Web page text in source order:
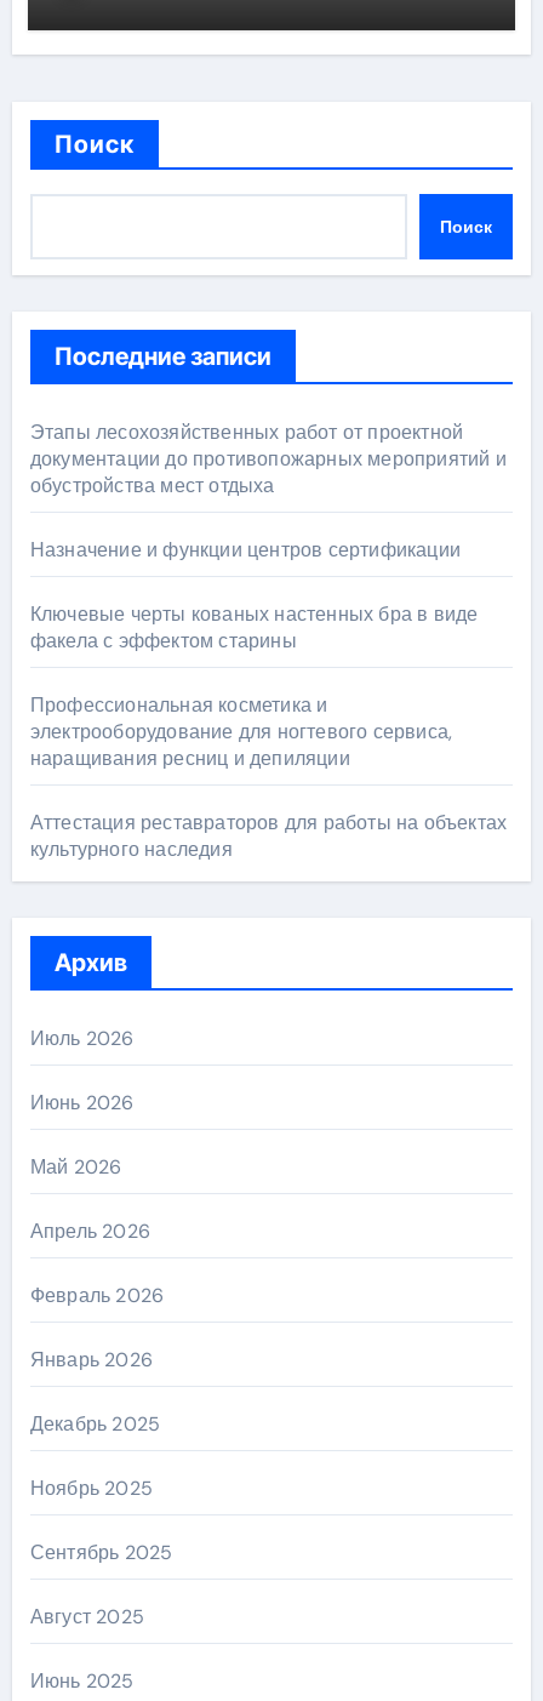
Поиск
Поиск
Последние записи
Этапы лесохозяйственных работ от проектной
документации до противопожарных мероприятий и
обустройства мест отдыха
Назначение и функции центров сертификации
Ключевые черты кованых настенных бра в виде
факела с эффектом старины
Профессиональная косметика и
электрооборудование для ногтевого сервиса,
наращивания ресниц и депиляции
Аттестация реставраторов для работы на объектах
культурного наследия
Архив
Июль 2026
Июнь 2026
Май 2026
Апрель 2026
Февраль 2026
Январь 2026
Декабрь 2025
Ноябрь 2025
Сентябрь 2025
Август 2025
Июнь 2025